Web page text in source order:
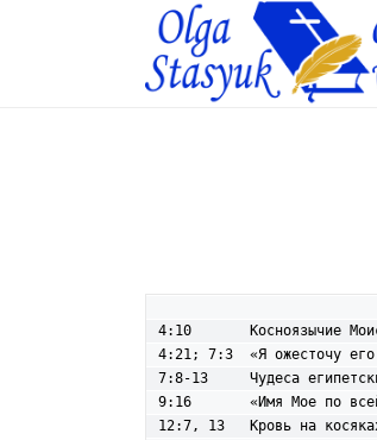
4:10       Косноязычие
4:21; 7:3  «Я ожесточу
7:8-13     Чудеса
9:16       «Имя Мое по
12:7, 13   Кровь на